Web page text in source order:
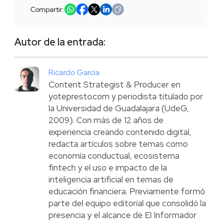
Compartir:
Autor de la entrada:
Ricardo García
Content Strategist & Producer en
yotepresto.com y periodista titulado por
la Universidad de Guadalajara (UdeG,
2009). Con más de 12 años de
experiencia creando contenido digital,
redacta artículos sobre temas como
economía conductual, ecosistema
fintech y el uso e impacto de la
inteligencia artificial en temas de
educación financiera. Previamente formó
parte del equipo editorial que consolidó la
presencia y el alcance de El Informador